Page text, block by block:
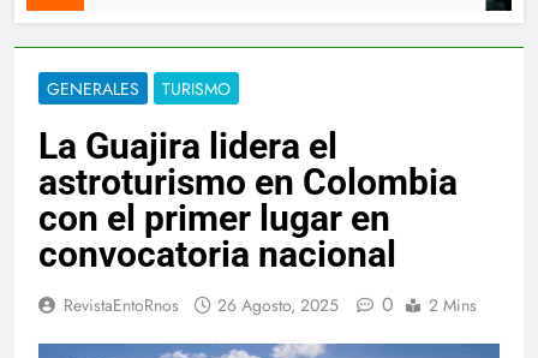
GENERALES TURISMO
La Guajira lidera el
astroturismo en Colombia
con el primer lugar en
convocatoria nacional
RevistaEntoRnos 26 Agosto, 2025 0 2 Mins